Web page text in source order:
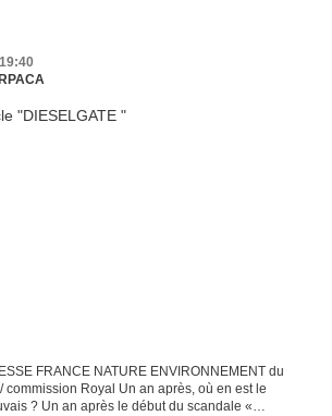
FRANCE NATURE ENVIRONNEMENT du
commission Royal Un an après, où en est le
? Un an après le début du scandale «